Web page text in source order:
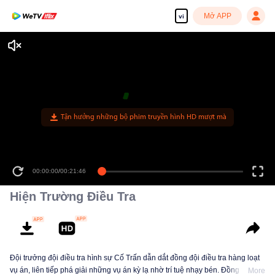
vi Mở APP
Tận hưởng những bộ phim truyền hình HD mượt mà
00:00:00/00:21:46
Hiện Trường Điều Tra
Đội trưởng đội điều tra hình sự Cố Trấn dẫn dắt đồng đội điều tra hàng loạt
vụ án, liên tiếp phá giải những vụ án kỳ lạ nhờ trí tuệ nhạy bén. Đồng thời,More